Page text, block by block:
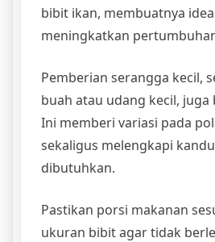
bibit ikan, membuatnya
meningkatkan
Pemberian serangga kecil,
buah atau udang kecil,
Ini memberi variasi pada
sekaligus melengkapi
dibutuhkan.
Pastikan porsi makanan
ukuran bibit agar tidak